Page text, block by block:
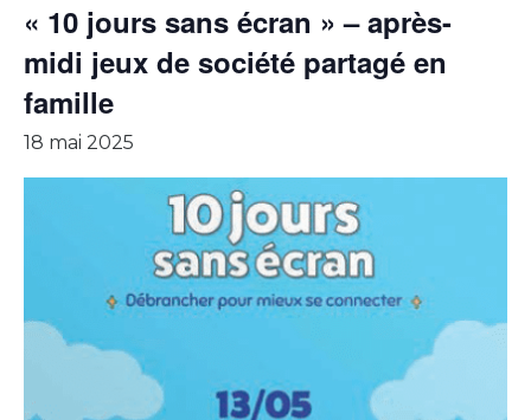
« 10 jours sans écran » – après-
midi jeux de société partagé en
famille
18 mai 2025